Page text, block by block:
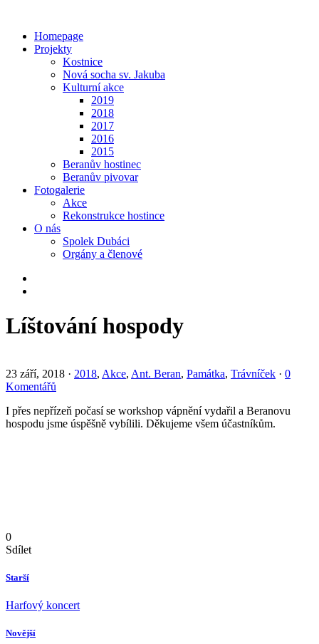
Homepage
Projekty
Kostnice
Nová socha sv. Jakuba
Kulturní akce
2019
2018
2017
2016
2015
Beranův hostinec
Beranův pivovar
Fotogalerie
Akce
Rekonstrukce hostince
O nás
Spolek Dubáci
Orgány a členové
Líštování hospody
23 září, 2018 · 2018, Akce, Ant. Beran, Památka, Trávníček · 0
Komentářů
I přes nepřízeň počasí se workshop vápnění vydařil a Beranovu
hospodu jsme úspěšně vybílili. Děkujeme všem účastníkům.
0
Sdílet
Starší
Harfový koncert
Novější